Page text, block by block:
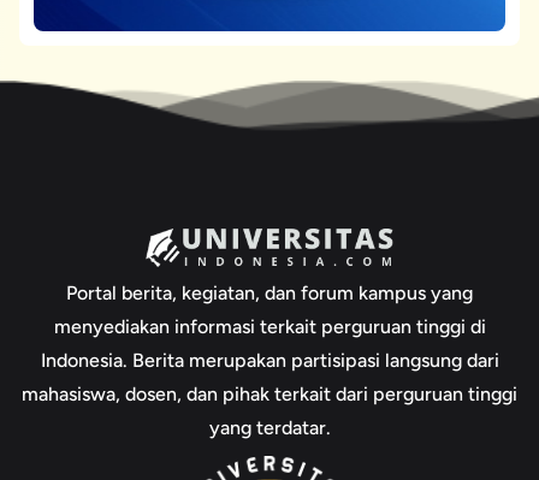
Portal berita, kegiatan, dan forum kampus yang
menyediakan informasi terkait perguruan tinggi di
Indonesia. Berita merupakan partisipasi langsung dari
mahasiswa, dosen, dan pihak terkait dari perguruan tinggi
yang terdatar.